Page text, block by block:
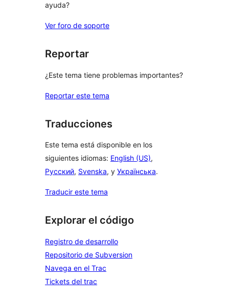
ayuda?
Ver foro de soporte
Reportar
¿Este tema tiene problemas importantes?
Reportar este tema
Traducciones
Este tema está disponible en los
siguientes idiomas: English (US),
Русский, Svenska, y Українська.
Traducir este tema
Explorar el código
Registro de desarrollo
Repositorio de Subversion
Navega en el Trac
Tickets del trac